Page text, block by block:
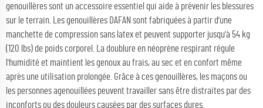
genouillères sont un accessoire essentiel qui aide à prévenir les blessures
sur le terrain. Les genouillères DAFAN sont fabriquées à partir d'une
manchette de compression sans latex et peuvent supporter jusqu'à 54 kg
(120 lbs) de poids corporel. La doublure en néoprène respirant régule
l'humidité et maintient les genoux au frais, au sec et en confort même
après une utilisation prolongée. Grâce à ces genouillères, les maçons ou
les personnes agenouillées peuvent travailler sans être distraites par des
inconforts ou des douleurs causées par des surfaces dures.